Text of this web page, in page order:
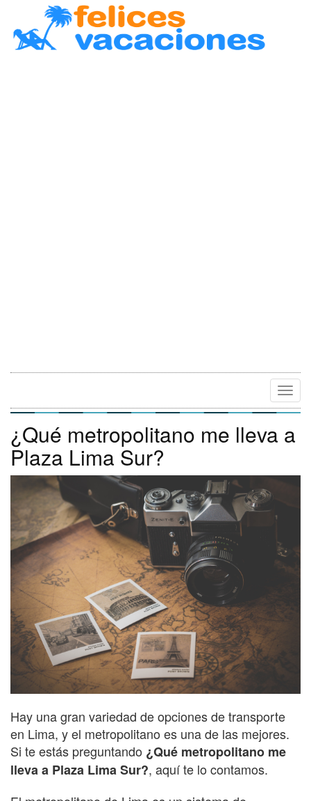
¿Qué metropolitano me lleva a
Plaza Lima Sur?
Hay una gran variedad de opciones de transporte
en Lima, y el metropolitano es una de las mejores.
Si te estás preguntando ¿Qué metropolitano me
lleva a Plaza Lima Sur?, aquí te lo contamos.